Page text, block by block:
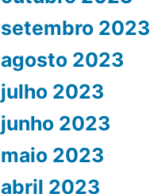
setembro 2023
agosto 2023
julho 2023
junho 2023
maio 2023
abril 2023